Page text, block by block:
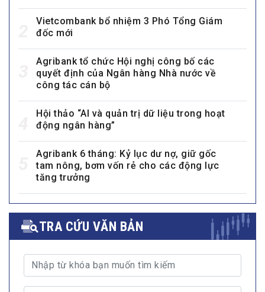
Vietcombank bổ nhiệm 3 Phó Tổng Giám
đốc mới
Agribank tổ chức Hội nghị công bố các
quyết định của Ngân hàng Nhà nước về
công tác cán bộ
Hội thảo “AI và quản trị dữ liệu trong hoạt
động ngân hàng”
Agribank 6 tháng: Kỷ lục dư nợ, giữ gốc
tam nông, bơm vốn rẻ cho các động lực
tăng trưởng
TRA CỨU VĂN BẢN